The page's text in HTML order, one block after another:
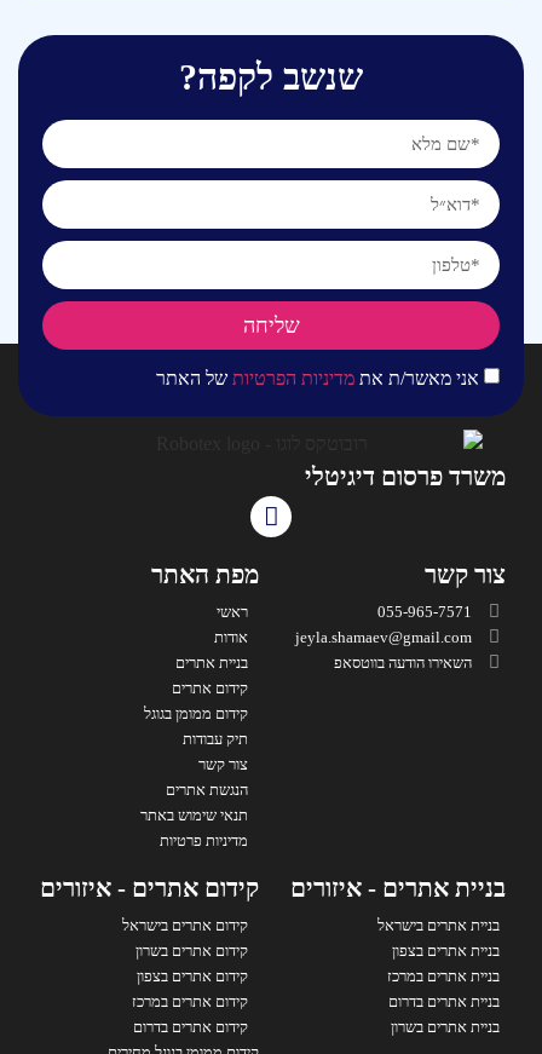
שנשב לקפה?
אני מאשר/ת את מדיניות הפרטיות של האתר
שליחה
משרד פרסום דיגיטלי
צור קשר
055-965-7571
jeyla.shamaev@gmail.com
השאירו הודעה בווטסאפ
מפת האתר
ראשי
אודות
בניית אתרים
קידום אתרים
קידום ממומן בגוגל
תיק עבודות
צור קשר
הנגשת אתרים
תנאי שימוש באתר
מדיניות פרטיות
בניית אתרים - איזורים
בניית אתרים בישראל
בניית אתרים בצפון
בניית אתרים במרכז
בניית אתרים בדרום
בניית אתרים בשרון
קידום אתרים - איזורים
קידום אתרים בישראל
קידום אתרים בשרון
קידום אתרים בצפון
קידום אתרים במרכז
קידום אתרים בדרום